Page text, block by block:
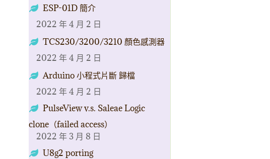
ESP-01D 簡介
2022 年 4 月 2 日
TCS230/3200/3210 顏色感測器
2022 年 4 月 2 日
Arduino 小程式片斷 歸檔
2022 年 4 月 2 日
PulseView v.s. Saleae Logic
clone（failed access）
2022 年 3 月 8 日
U8g2 porting